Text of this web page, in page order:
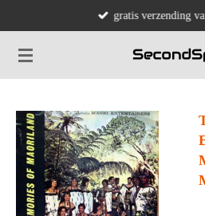
naar
de
gratis verzending